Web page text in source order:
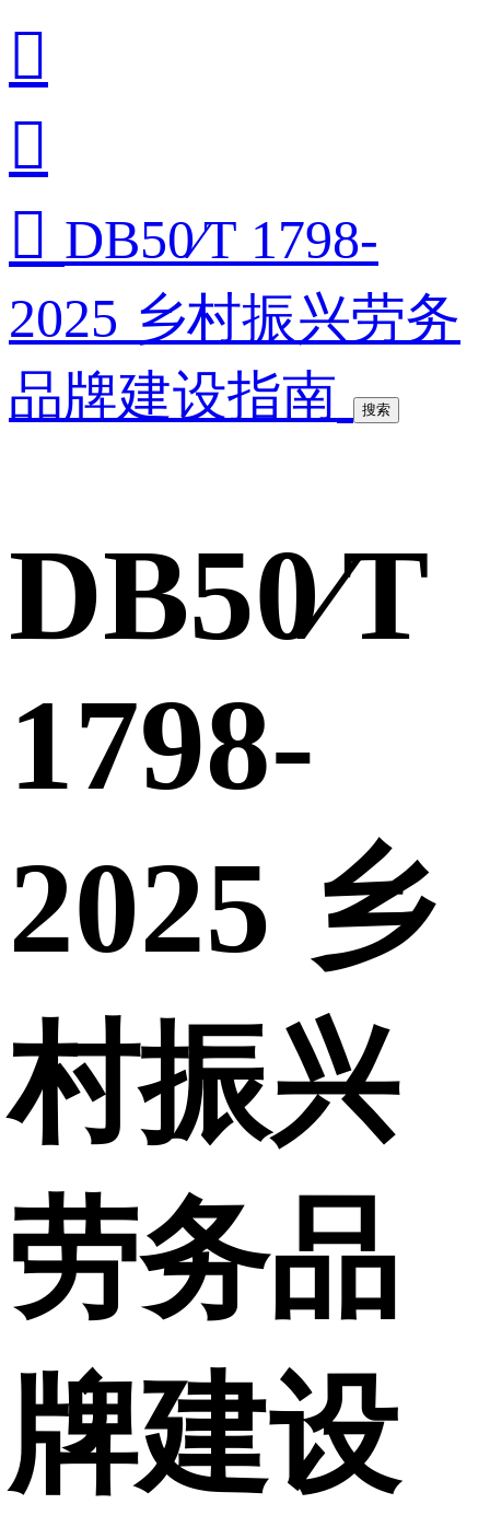


 DB50∕T 1798-
2025 乡村振兴劳务
品牌建设指南
搜索
DB50∕T
1798-
2025 乡
村振兴
劳务品
牌建设